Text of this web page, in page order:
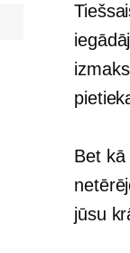
Bet
jūsu